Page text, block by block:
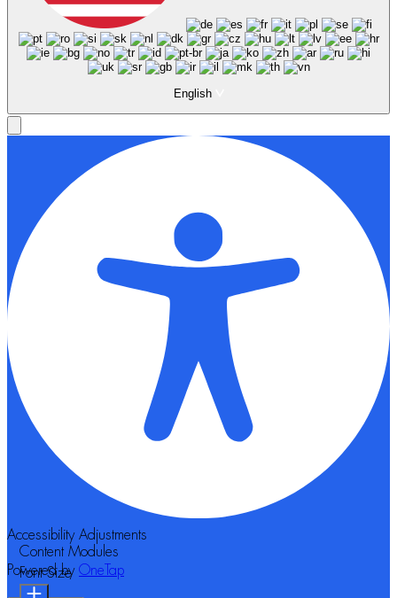
English
Accessibility Adjustments
Powered by OneTap
Content Modules
Font Size